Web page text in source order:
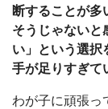
断することが多
そうじゃないと
い」という選択
手が足りすぎて
わが子に頑張っ